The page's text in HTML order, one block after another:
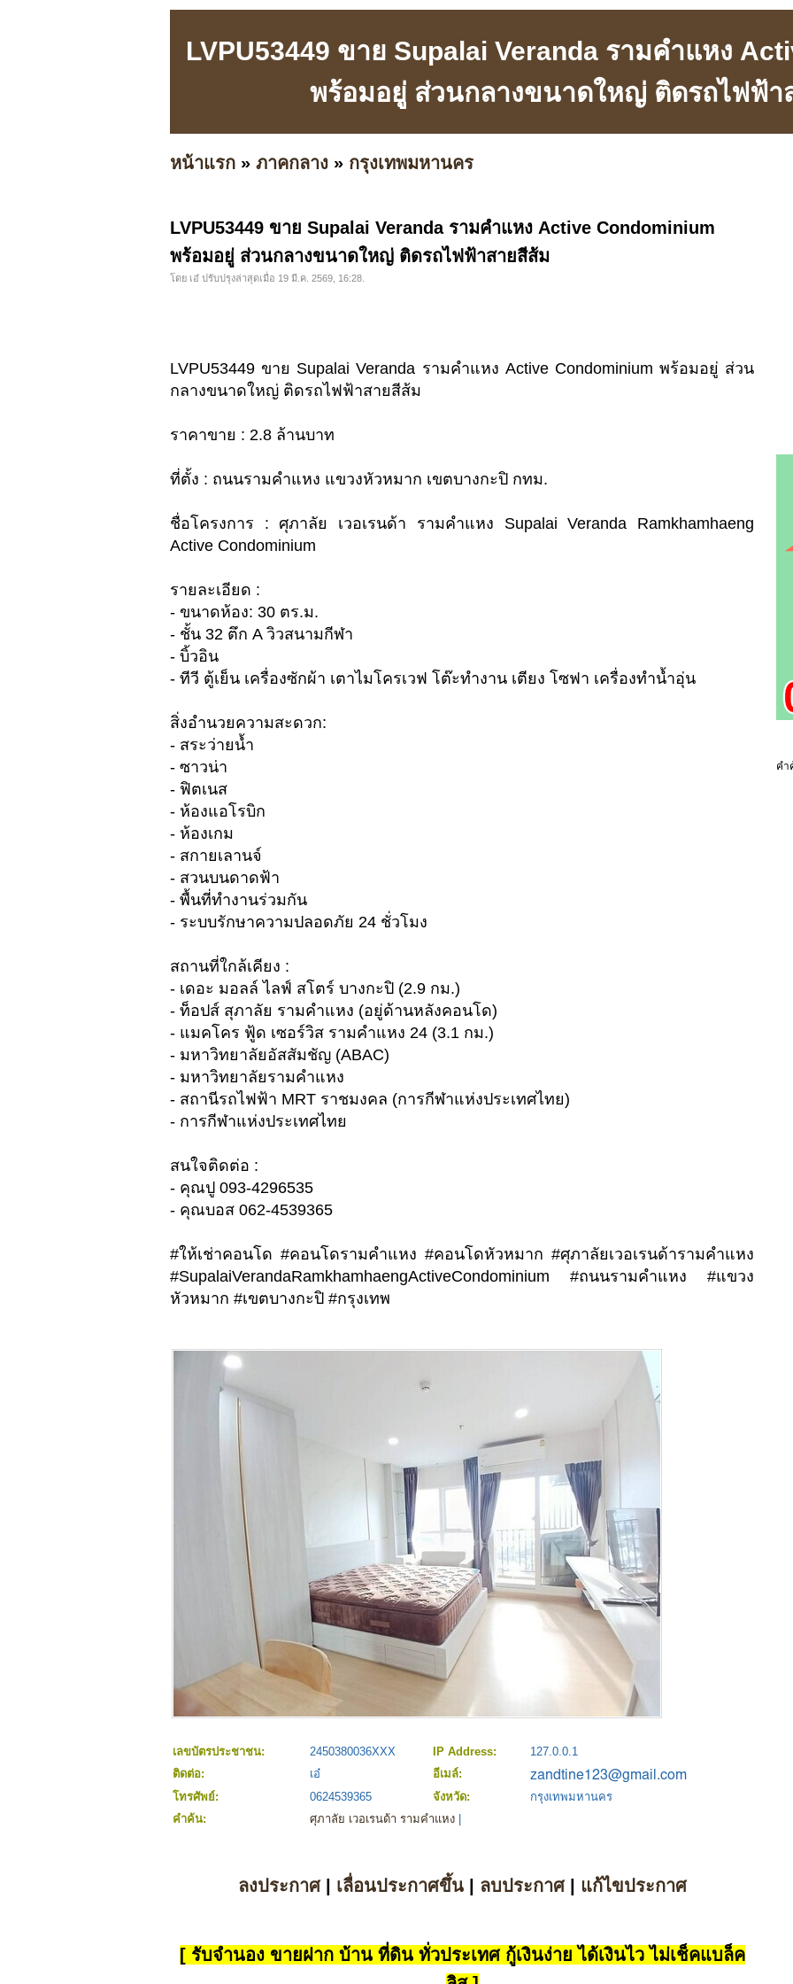
LVPU53449 ขาย Supalai Veranda รามคำแหง
พร้อมอยู่ ส่วนกลางขนาดใหญ่ ติดรถไฟฟ้า
หน้าแรก » ภาคกลาง » กรุงเทพมหานคร
LVPU53449 ขาย Supalai Veranda รามคำแหง Active Condominium
พร้อมอยู่ ส่วนกลางขนาดใหญ่ ติดรถไฟฟ้าสายสีส้ม
โดย เอ๋ ปรับปรุงล่าสุดเมื่อ 19 มี.ค. 2569, 16:28.
LVPU53449 ขาย Supalai Veranda รามคำแหง Active Condominium พร้อมอยู่ ส่วน
กลางขนาดใหญ่ ติดรถไฟฟ้าสายสีส้ม
ราคาขาย : 2.8 ล้านบาท
ที่ตั้ง : ถนนรามคำแหง แขวงหัวหมาก เขตบางกะปิ กทม.
ชื่อโครงการ : ศุภาลัย เวอเรนด้า รามคำแหง Supalai Veranda Ramkhamhaeng
Active Condominium
รายละเอียด :
- ขนาดห้อง: 30 ตร.ม.
- ชั้น 32 ตึก A วิวสนามกีฬา
- บิ้วอิน
- ทีวี ตู้เย็น เครื่องซักผ้า เตาไมโครเวฟ โต๊ะทำงาน เตียง โซฟา เครื่องทำน้ำอุ่น
สิ่งอำนวยความสะดวก:
- สระว่ายน้ำ
- ซาวน่า
- ฟิตเนส
- ห้องแอโรบิก
- ห้องเกม
- สกายเลานจ์
- สวนบนดาดฟ้า
- พื้นที่ทำงานร่วมกัน
- ระบบรักษาความปลอดภัย 24 ชั่วโมง
สถานที่ใกล้เคียง :
- เดอะ มอลล์ ไลฟ์ สโตร์ บางกะปิ (2.9 กม.)
- ท็อปส์ สุภาลัย รามคำแหง (อยู่ด้านหลังคอนโด)
- แมคโคร ฟู้ด เซอร์วิส รามคำแหง 24 (3.1 กม.)
- มหาวิทยาลัยอัสสัมชัญ (ABAC)
- มหาวิทยาลัยรามคำแหง
- สถานีรถไฟฟ้า MRT ราชมงคล (การกีฬาแห่งประเทศไทย)
- การกีฬาแห่งประเทศไทย
สนใจติดต่อ :
- คุณปู 093-4296535
- คุณบอส 062-4539365
#ให้เช่าคอนโด #คอนโดรามคำแหง #คอนโดหัวหมาก #ศุภาลัยเวอเรนด้ารามคำแหง
#SupalaiVerandaRamkhamhaengActiveCondominium #ถนนรามคำแหง #แขวง
หัวหมาก #เขตบางกะปิ #กรุงเทพ
เลขบัตรประชาชน: 2450380036XXX IP Address:
127.0.0.1
ติดต่อ:
เอ๋
อีเมล์:
โทรศัพย์:
0624539365 จังหวัด:
กรุงเทพมหานคร
คำค้น:
ศุภาลัย เวอเรนด้า รามคำแหง
ลงประกาศ| เลื่อนประกาศขึ้น| ลบประกาศ| แก้ไขประกาศ
[ รับจำนอง ขายฝาก บ้าน ที่ดิน ทั่วประเทศ กู้เงินง่าย ได้เงินไว ไม่เช็คแบล็ค
คำ